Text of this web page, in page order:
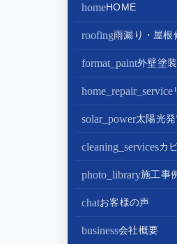
homeHOME
roofing雨漏り・屋根
屋根修理・屋根工事
屋根カバー工法
屋根葺き替え・葺き
format_paint外壁塗
外壁塗装
屋根塗装
屋根塗装+外壁塗装
home_repair_service
キッチンリフォーム
バスルームリフォー
トイレリフォーム
solar_power太陽光
太陽光パネル設置
蓄電池設置
cleaning_servicesカ
photo_library施工事
chatお客様の声
business会社概要